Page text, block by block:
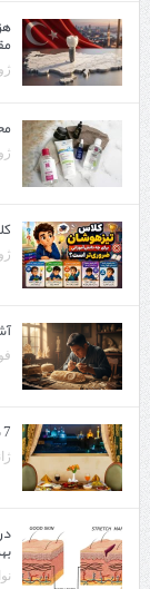
7 سوئیت محبوب مشهد نزدیک حرم با غذا و نظر مسافران